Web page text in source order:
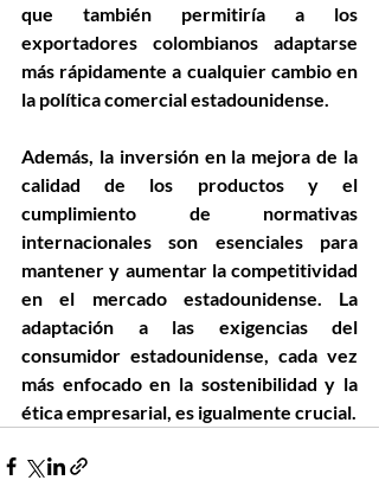
que también permitiría a los
exportadores colombianos adaptarse
más rápidamente a cualquier cambio en
la política comercial estadounidense.
Además, la inversión en la mejora de la
calidad de los productos y el
cumplimiento de normativas
internacionales son esenciales para
mantener y aumentar la competitividad
en el mercado estadounidense. La
adaptación a las exigencias del
consumidor estadounidense, cada vez
más enfocado en la sostenibilidad y la
ética empresarial, es igualmente crucial.